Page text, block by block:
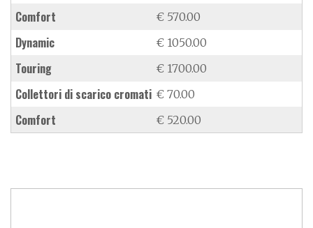
Comfort € 570.00
Dynamic € 1050.00
Touring € 1700.00
collettori di scarico cromati € 70.00
Comfort € 520.00